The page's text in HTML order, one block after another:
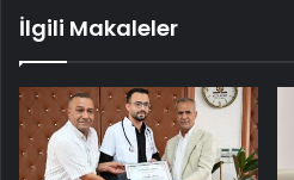
İlgili Makaleler